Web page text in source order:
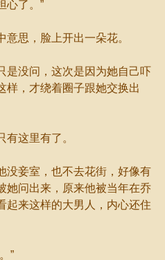
心了。”
思，脸上开出一朵花。
没问，这次是因为她自己吓
样，才绕着圈子跟她交换出
这里有了。
妾室，也不去花街，好像有
她问出来，原来他被当年在乔
来这样的大男人，内心还住
”